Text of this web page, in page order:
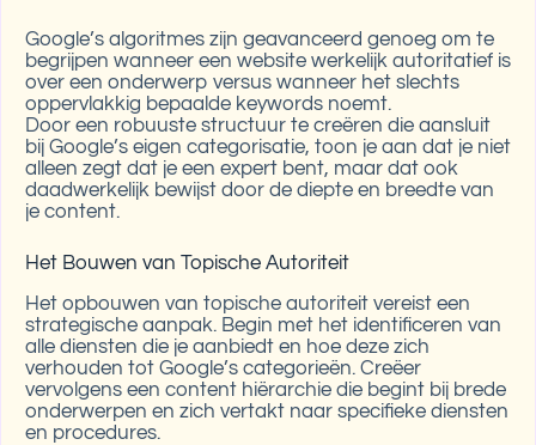
Google’s algoritmes zijn geavanceerd genoeg om te
begrijpen wanneer een website werkelijk autoritatief is
over een onderwerp versus wanneer het slechts
oppervlakkig bepaalde keywords noemt.
Door een robuuste structuur te creëren die aansluit
bij Google’s eigen categorisatie, toon je aan dat je niet
alleen zegt dat je een expert bent, maar dat ook
daadwerkelijk bewijst door de diepte en breedte van
je content.
Het Bouwen van Topische Autoriteit
Het opbouwen van topische autoriteit vereist een
strategische aanpak. Begin met het identificeren van
alle diensten die je aanbiedt en hoe deze zich
verhouden tot Google’s categorieën. Creëer
vervolgens een content hiërarchie die begint bij brede
onderwerpen en zich vertakt naar specifieke diensten
en procedures.